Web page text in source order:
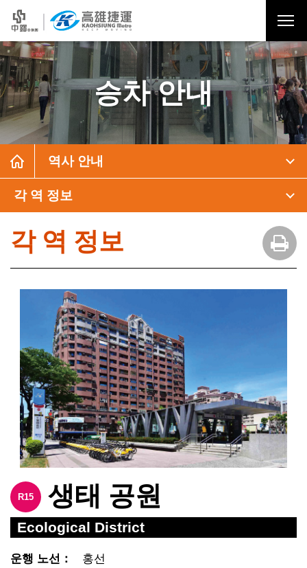
승차 안내
역사 안내
각 역 정보
각 역 정보
R15 생태 공원
Ecological District
운행 노선 ： 홍선